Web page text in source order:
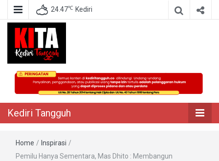
24.47℃ Kediri
Kediri Tangguh
Berita Akurat Terpercaya
Kediri Tangguh
Home / Inspirasi /
Pemilu Hanya Sementara, Mas Dhito : Membangun